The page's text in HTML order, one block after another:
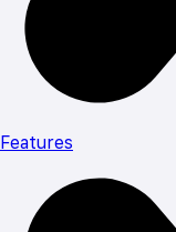
Features